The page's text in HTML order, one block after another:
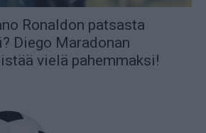
Ronaldon patsasta
Diego Maradonan
vielä pahemmaksi!